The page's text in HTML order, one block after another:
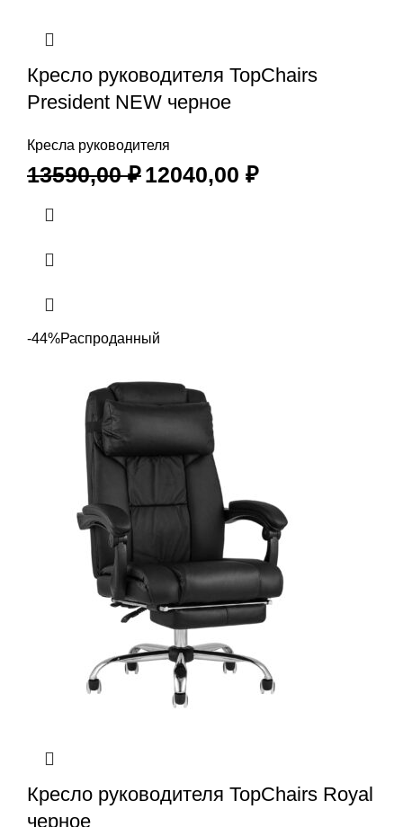
Кресло руководителя TopChairs
President NEW черное
Кресла руководителя
13590,00₽12040,00 ₽
-44%Распроданный
Кресло руководителя TopChairs Royal
черное